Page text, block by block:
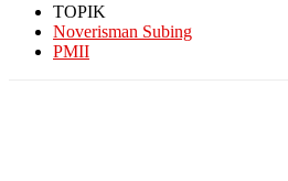
TOPIK
Noverisman Subing
PMII